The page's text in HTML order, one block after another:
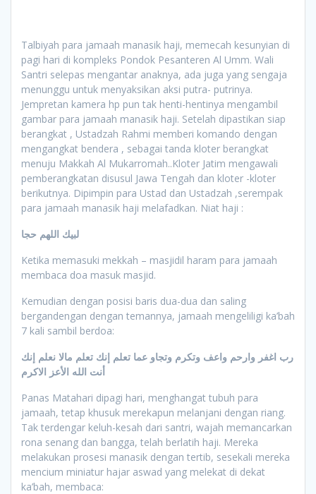
Talbiyah para jamaah manasik haji, memecah kesunyian di
pagi hari di kompleks Pondok Pesanteren Al Umm. Wali
Santri selepas mengantar anaknya, ada juga yang sengaja
menunggu untuk menyaksikan aksi putra- putrinya.
Jempretan kamera hp pun tak henti-hentinya mengambil
gambar para jamaah manasik haji. Setelah dipastikan siap
berangkat , Ustadzah Rahmi memberi komando dengan
mengangkat bendera , sebagai tanda kloter berangkat
menuju Makkah Al Mukarromah..Kloter Jatim mengawali
pemberangkatan disusul Jawa Tengah dan kloter -kloter
berikutnya. Dipimpin para Ustad dan Ustadzah ,serempak
para jamaah manasik haji melafadkan. Niat haji :
لبيك اللهم حجا
Ketika memasuki mekkah – masjidil haram para jamaah
membaca doa masuk masjid.
Kemudian dengan posisi baris dua-dua dan saling
bergandengan dengan temannya, jamaah mengeliligi ka’bah
7 kali sambil berdoa:
رب اغفر وارحم واعف وتكرم وتجاو عما تعلم إنك تعلم مالا نعلم إنك
أنت الله الأعز الاكرم
Panas Matahari dipagi hari, menghangat tubuh para
jamaah, tetap khusuk merekapun melanjani dengan riang.
Tak terdengar keluh-kesah dari santri, wajah memancarkan
rona senang dan bangga, telah berlatih haji. Mereka
melakukan prosesi manasik dengan tertib, sesekali mereka
mencium miniatur hajar aswad yang melekat di dekat
ka’bah, membaca: